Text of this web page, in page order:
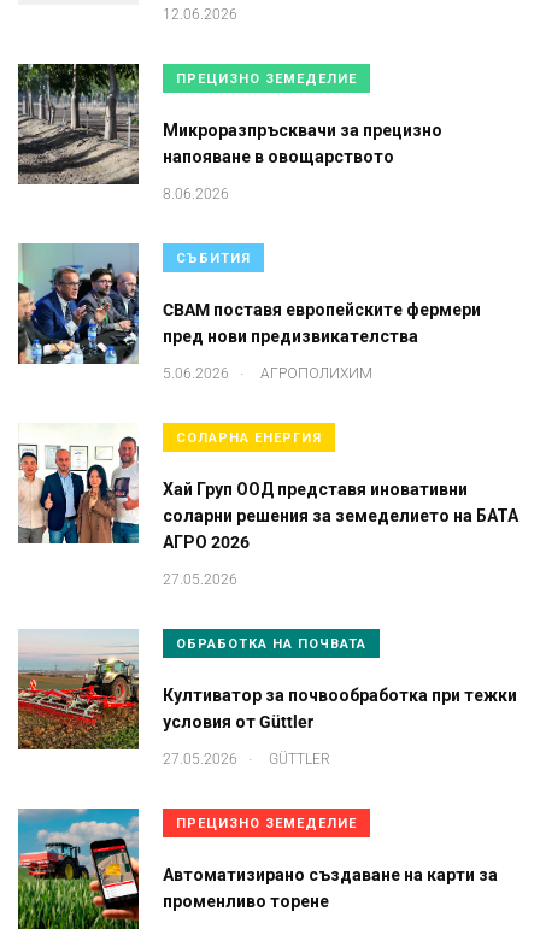
12.06.2026
ПРЕЦИЗНО ЗЕМЕДЕЛИЕ
Микроразпръсквачи за прецизно
напояване в овощарството
8.06.2026
СЪБИТИЯ
CBAM поставя европейските фермери
пред нови предизвикателства
5.06.2026 . АГРОПОЛИХИМ
СОЛАРНА ЕНЕРГИЯ
Хай Груп ООД представя иновативни
соларни решения за земеделието на БАТА
АГРО 2026
27.05.2026
ОБРАБОТКА НА ПОЧВАТА
Култиватор за почвообработка при тежки
условия от Güttler
27.05.2026 . GÜTTLER
ПРЕЦИЗНО ЗЕМЕДЕЛИЕ
Автоматизирано създаване на карти за
променливо торене